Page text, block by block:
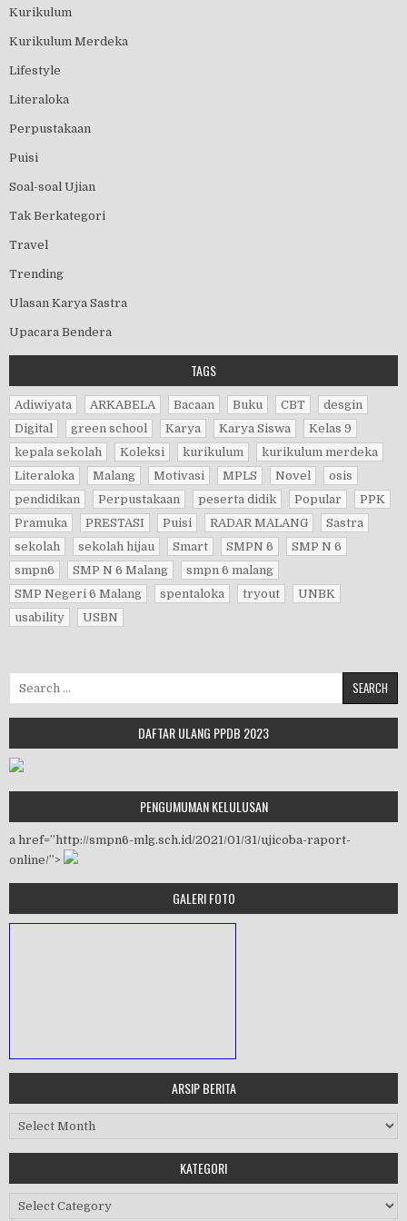
Kurikulum
Kurikulum Merdeka
Lifestyle
Literaloka
Perpustakaan
Puisi
Soal-soal Ujian
Tak Berkategori
Travel
Trending
Ulasan Karya Sastra
Upacara Bendera
TAGS
Adiwiyata ARKABELA Bacaan Buku CBT
desgin
Digital
green school Karya Karya Siswa
Kelas 9
kepala sekolah
Koleksi kurikulum
kurikulum merdeka
Literaloka
Malang Motivasi MPLS Novel
osis
pendidikan
Perpustakaan peserta didik Popular
PPK
Pramuka
PRESTASI Puisi RADAR MALANG
Sastra
sekolah
sekolah hijau Smart SMPN 6
SMP N 6
smpn6
SMP N 6 Malang
smpn 6 malang
SMP Negeri 6 Malang
spentaloka tryout
UNBK
usability
USBN
Search for:
DAFTAR ULANG PPDB 2023
PENGUMUMAN KELULUSAN
a href=”http://smpn6-mlg.sch.id/2021/01/31/ujicoba-raport-
online/”>
GALERI FOTO
Workshop Perangkat 2019
ARSIP BERITA
Arsip Berita
KATEGORI
Kategori